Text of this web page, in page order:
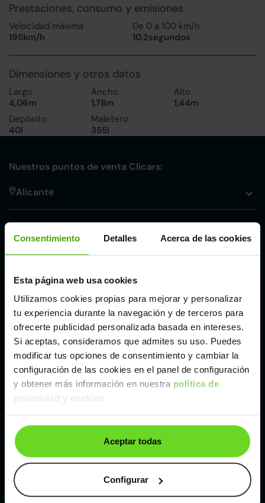
Consentimiento Detalles Acerca de las cookies
Esta página web usa cookies
Utilizamos cookies propias para mejorar y personalizar
tu experiencia durante la navegación y de terceros para
ofrecerte publicidad personalizada basada en intereses.
Si aceptas, consideramos que admites su uso. Puedes
modificar tus opciones de consentimiento y cambiar la
configuración de las cookies en el panel de configuración
y obtener más información en nuestra política de
privacidad y cookies.
Aceptar todas
Configurar
Prestaciones, consumo y emisiones
Velocidad máxima
195km/h
De 0 a 100 km/h
10.2segundos
Dimensiones y otros datos
Largo
4,06m
Ancho
1,78m
Alto
1,44m
Depósito
40l
Maletero
355l
Nuestros puntos de venta Clicars:
Alicante
Málaga
Valencia
Zaragoza
SEAT Ibiza de segunda mano y ocasión
Coches desegunda mano y ocasión por
localización
Coches de segunda mano y ocasiónALBACETE